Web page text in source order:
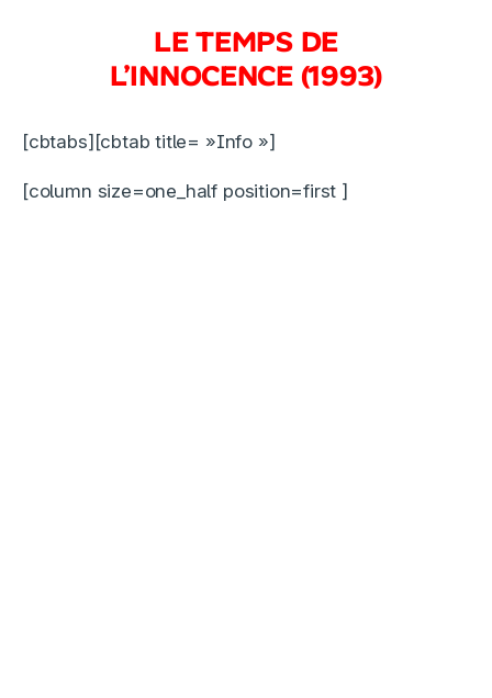
LE TEMPS DE
L’INNOCENCE (1993)
[cbtabs][cbtab title= »Info »]
[column size=one_half position=first ]